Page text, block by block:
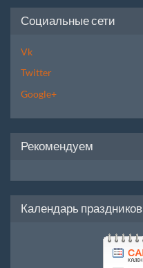
Социальные сети
Vk
Twitter
Google+
Рекомендуем
Календарь праздников